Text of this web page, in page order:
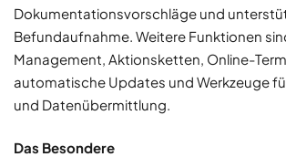
Dokumentationsvorschläge und
Befundaufnahme. Weitere Funktionen
Management, Aktionsketten, Online-
automatische Updates und Werkzeuge
und Datenübermittlung.
Das Besondere